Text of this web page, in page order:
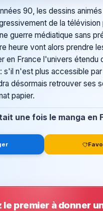
90, les dessins animés
de la télévision
guerre médiatique sans
heure vont alors prendre
en France l'univers étendu
s'il n'est plus accessible
désormais retrouver ses
papier.
une fois le manga en
le premier à donner